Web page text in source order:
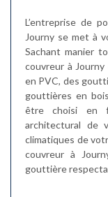
L’entreprise de
Journy se met à
Sachant manier
couvreur à
en PVC, des
gouttières en
être choisi en
architectural de
climatiques de
couvreur à
gouttière